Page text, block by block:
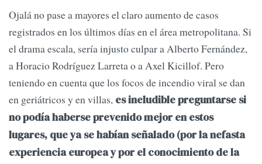
Ojalá no pase a mayores el claro aumento de casos
registrados en los últimos días en el área metropolitana. Si
el drama escala, sería injusto culpar a Alberto Fernández,
a Horacio Rodríguez Larreta o a Axel Kicillof. Pero
teniendo en cuenta que los focos de incendio viral se dan
en geriátricos y en villas, es ineludible preguntarse si
no podía haberse prevenido mejor en estos
lugares, que ya se habían señalado (por la nefasta
experiencia europea y por el conocimiento de la